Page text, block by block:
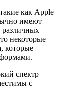
как Apple
имеют
некоторые
которые
спектр
с